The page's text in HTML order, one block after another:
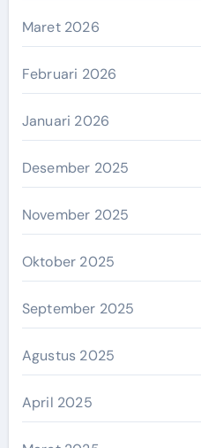
Maret 2026
Februari 2026
Januari 2026
Desember 2025
November 2025
Oktober 2025
September 2025
Agustus 2025
April 2025